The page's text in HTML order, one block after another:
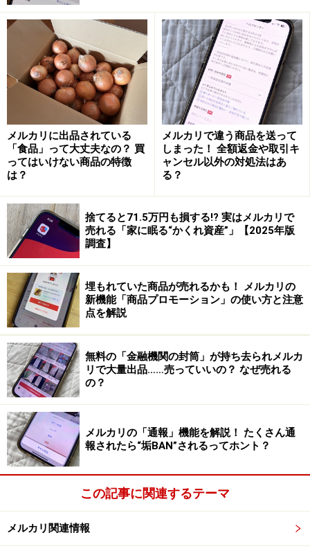
例えば、衣類を紙袋1枚で送ると、雨が降ったときに中
身が濡れてしまう可能性があります。配送の途中で破れ
てしまうことがあるかもしれません。そんな状態の荷物
を受け取ったら、購入者はきっと怒ってしまうでしょ
う。
ビニール袋に入れると雨が降っても安心
紙袋を使用する際は、濡れないようにビニールの袋に入
といいでしょう。
■中身が分かる梱包
中身が見えてしまうような梱包もちょっと考えもので
す。無色透明の袋に入れるのは問題外なのですが、例え
ばビニールの袋で包んだ場合、ビニールの厚みや色合い
によっては中身が透けて見えることがあります。
中身が透けて見えてしまう
出品者が梱包するときに気づかないはずはないのです
が、おそらく梱包し直すのが面倒なのでしょう。とりあ
えず梱包したいという気持ちがあるので、中身が見えて
もあまり気にしないのかもしれません。
もし中身が透けてしまうようであれば、ビニール袋では
なく紙袋にすれば見えることはなくなります。
メルカリに出品されている
「食品」って大丈夫なの？ 買
ってはいけない商品の特徴
は？
メルカリで違う商品を送って
しまった！ 全額返金や取引キ
ャンセル以外の対処法はあ
る？
捨てると71.5万円も損する!? 実はメルカリで
売れる「家に眠る“かくれ資産”」【2025年版
調査】
埋もれていた商品が売れるかも！ メルカリの
新機能「商品プロモーション」の使い方と注意
点を解説
無料の「金融機関の封筒」が持ち去られメルカ
リで大量出品……売っていいの？ なぜ売れる
の？
メルカリの「通報」機能を解説！ たくさん通
報されたら“垢BAN”されるってホント？
この記事に関連するテーマ
メルカリ関連情報